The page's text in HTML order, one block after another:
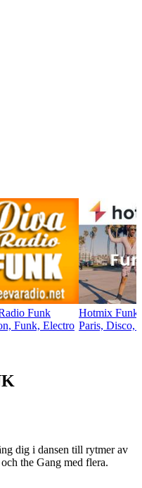
Funk
Funk, Electro
Hotmix Funk
Paris, Disco,
dig i dansen till rytmer av
the Gang med flera.